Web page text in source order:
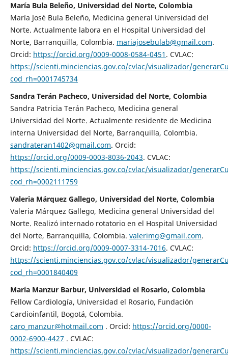
María Bula Beleño, Universidad del Norte, Colombia
María José Bula Beleño, Medicina general Universidad del
Norte. Actualmente labora en el Hospital Universidad del
Norte, Barranquilla, Colombia. mariajosebulab@gmail.com.
Orcid: https://orcid.org/0009-0008-0584-0451 . CVLAC:
https://scienti.minciencias.gov.co/cvlac/visualizador/
cod_rh=0001745734
Sandra Terán Pacheco, Universidad del Norte, Colombia
Sandra Patricia Terán Pacheco, Medicina general
Universidad del Norte. Actualmente residente de Medicina
interna Universidad del Norte, Barranquilla, Colombia.
sandrateran1402@gmail.com. Orcid:
https://orcid.org/0009-0003-8036-2043. CVLAC:
https://scienti.minciencias.gov.co/cvlac/visualizador/
cod_rh=0002111759
Valeria Márquez Gallego, Universidad del Norte, Colombia
Valeria Márquez Gallego, Medicina general Universidad del
Norte. Realizó internado rotatorio en el Hospital Universidad
del Norte, Barranquilla, Colombia. valerimg@gmail.com.
Orcid: https://orcid.org/0009-0007-3314-7016. CVLAC:
https://scienti.minciencias.gov.co/cvlac/visualizador/
cod_rh=0001840409
María Manzur Barbur, Universidad el Rosario, Colombia
Fellow Cardiología, Universidad el Rosario, Fundación
Cardioinfantil, Bogotá, Colombia.
caro_manzur@hotmail.com . Orcid: https://orcid.org/0000-
0002-6900-4427 . CVLAC:
https://scienti.minciencias.gov.co/cvlac/visualizador/